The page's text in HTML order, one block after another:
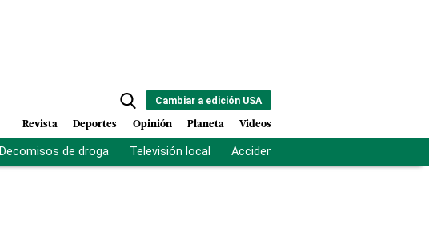
Cambiar a edición USA
Revista Deportes Opinión Planeta Videos
Decomisos de droga Televisión local Accidente Los Ríos